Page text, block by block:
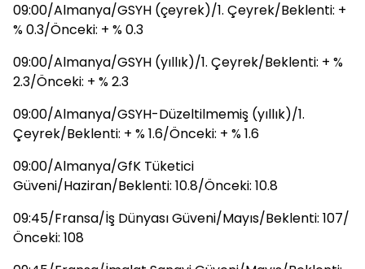
09:00/Almanya/GSYH (çeyrek)/1. Çeyrek/Beklenti: +
% 0.3/Önceki: + % 0.3
09:00/Almanya/GSYH (yıllık)/1. Çeyrek/Beklenti: + %
2.3/Önceki: + % 2.3
09:00/Almanya/GSYH-Düzeltilmemiş (yıllık)/1.
Çeyrek/Beklenti: + % 1.6/Önceki: + % 1.6
09:00/Almanya/GfK Tüketici
Güveni/Haziran/Beklenti: 10.8/Önceki: 10.8
09:45/Fransa/İş Dünyası Güveni/Mayıs/Beklenti: 107/
Önceki: 108